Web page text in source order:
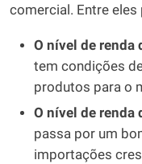
comercial. Entre
O nível de renda
tem condições
produtos para o
O nível de renda
passa por um
importações